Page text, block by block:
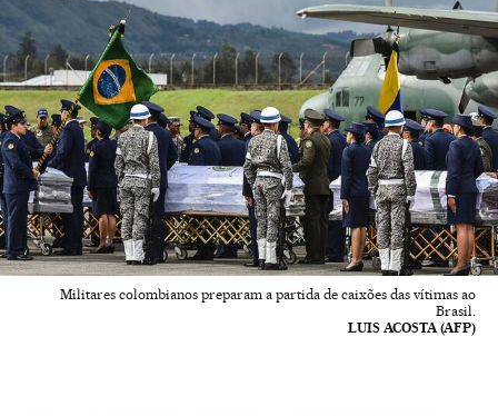
Militares colombianos preparam a partida de caixões das vítimas ao
Brasil.
LUIS ACOSTA (AFP)